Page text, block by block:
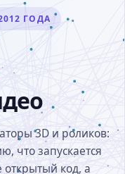
ГОДА
3D и роликов:
что запускается
открытый код, а